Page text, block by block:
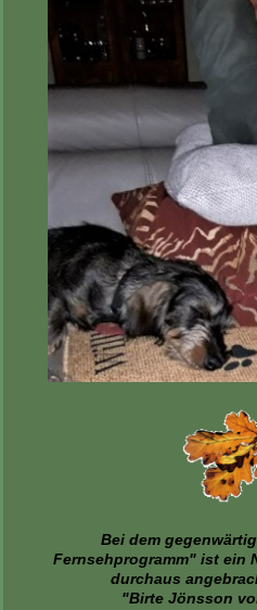
Bei dem
Fernsehprogramm" ist ein
durchaus
"Birte Jönsson